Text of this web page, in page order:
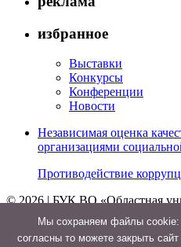
избранное
Выставки
Конкурсы
Конференции
Новости
Независимая оценка
организациями
Противодействие
© 2026 | БУК ВО «Областная
библиотека»
Мы cохраняем файлы cookie:
согласны то можете закрыть сайт